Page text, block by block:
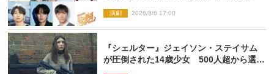
演劇 2026/8/6 17:00
『シェルター』ジェイソン・ステイサム
が圧倒された14歳少女 500人超から選出